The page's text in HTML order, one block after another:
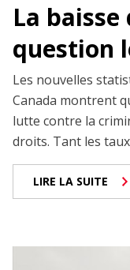
La
question
Les nouvelles
Canada montrent
lutte contre la
droits. Tant les
LIRE LA SUITE